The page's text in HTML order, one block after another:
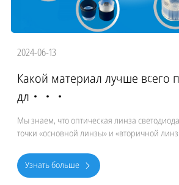
2024-06-13
Какой материал лучше всего
дл···
Мы знаем, что оптическая линза
точки «основной линзы» и «вторичной
Узнать больше